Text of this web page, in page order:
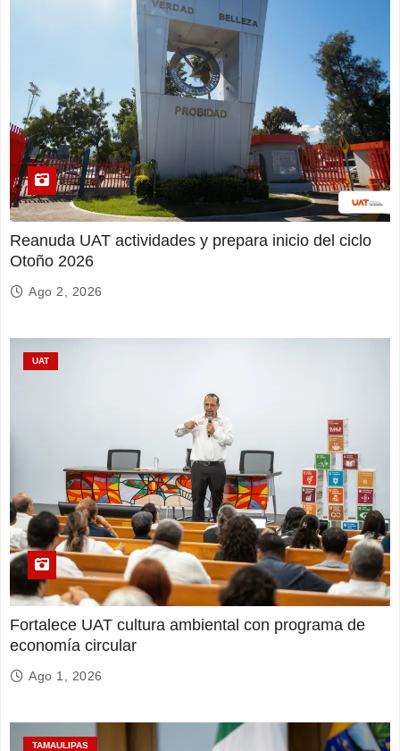
Reanuda UAT actividades y prepara inicio del ciclo
Otoño 2026
Ago 2, 2026
UAT
Fortalece UAT cultura ambiental con programa de
economía circular
Ago 1, 2026
TAMAULIPAS